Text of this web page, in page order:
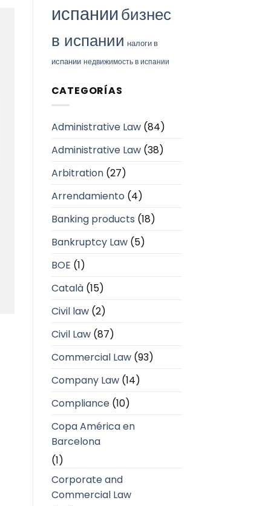
испаниибизнес
в испании налоги в
испании недвижимость в испании
CATEGORÍAS
Administrative Law(84)
Administrative Law(38)
Arbitration(27)
Arrendamiento (4)
Banking products (18)
Bankruptcy Law(5)
BOE (1)
Català(15)
Civil law(2)
Civil Law(87)
Commercial Law(93)
Company Law(14)
Compliance(10)
Copa América en
Barcelona
(1)
Corporate and
Commercial Law